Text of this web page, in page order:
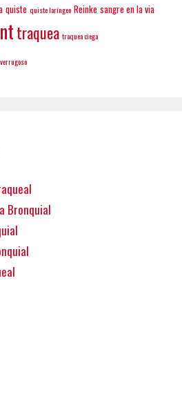
quiste quiste laríngeo Reinke sangre en la via
traquea traquea ciega
verrugoso
Bronquial